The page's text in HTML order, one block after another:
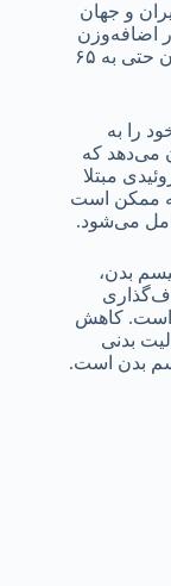
و جهان
مردم دچار اضافه‌وزن
هستند و این رقم در ایران به ۶۰ درصد و در تهران حتی به ۶۵
را به
می‌دهد که
مبتلا
که ممکن است
بدن،
است. کاهش
بدنی
بدن است.